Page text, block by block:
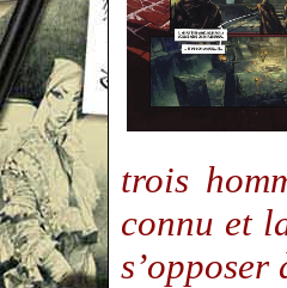
trois
connu et